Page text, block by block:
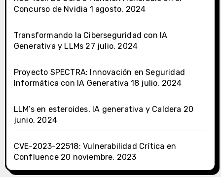
Concurso de Nvidia 1 agosto, 2024
Transformando la Ciberseguridad con IA
Generativa y LLMs 27 julio, 2024
Proyecto SPECTRA: Innovación en Seguridad
Informática con IA Generativa 18 julio, 2024
LLM’s en esteroides, IA generativa y Caldera 20
junio, 2024
CVE-2023-22518: Vulnerabilidad Crítica en
Confluence 20 noviembre, 2023